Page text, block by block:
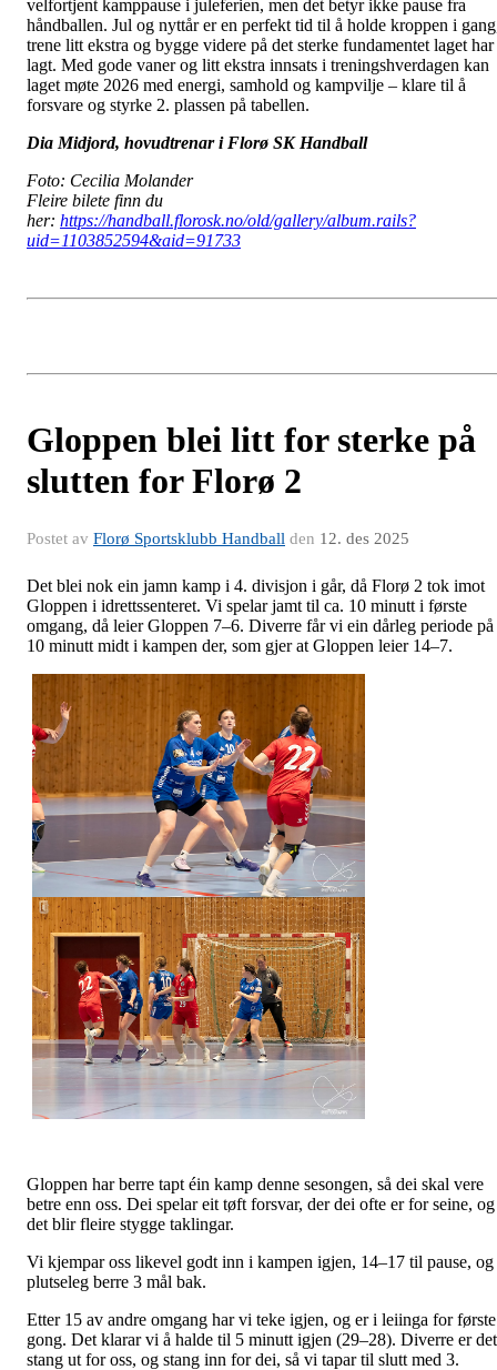
velfortjent kamppause i juleferien, men det betyr ikke pause fra
håndballen. Jul og nyttår er en perfekt tid til å holde kroppen i
trene litt ekstra og bygge videre på det sterke fundamentet laget har
lagt. Med gode vaner og litt ekstra innsats i treningshverdagen kan
laget møte 2026 med energi, samhold og kampvilje – klare til å
forsvare og styrke 2. plassen på tabellen.
Dia Midjord, hovudtrenar i Florø SK Handball
Foto: Cecilia Molander
Fleire bilete finn du
her: https://handball.florosk.no/old/gallery/album.rails?
uid=1103852594&aid=91733
Gloppen blei litt for sterke på
slutten for Florø 2
Postet av Florø Sportsklubb Handball den 12. des 2025
Det blei nok ein jamn kamp i 4. divisjon i går, då Florø 2 tok imot
Gloppen i idrettssenteret. Vi spelar jamt til ca. 10 minutt i første
omgang, då leier Gloppen 7–6. Diverre får vi ein dårleg periode på
10 minutt midt i kampen der, som gjer at Gloppen leier 14–7.
Gloppen har berre tapt éin kamp denne sesongen, så dei skal vere
betre enn oss. Dei spelar eit tøft forsvar, der dei ofte er for seine, og
det blir fleire stygge taklingar.
Vi kjempar oss likevel godt inn i kampen igjen, 14–17 til pause, og
plutseleg berre 3 mål bak.
Etter 15 av andre omgang har vi teke igjen, og er i leiinga for første
gong. Det klarar vi å halde til 5 minutt igjen (29–28). Diverre er det
stang ut for oss, og stang inn for dei, så vi tapar til slutt med 3.